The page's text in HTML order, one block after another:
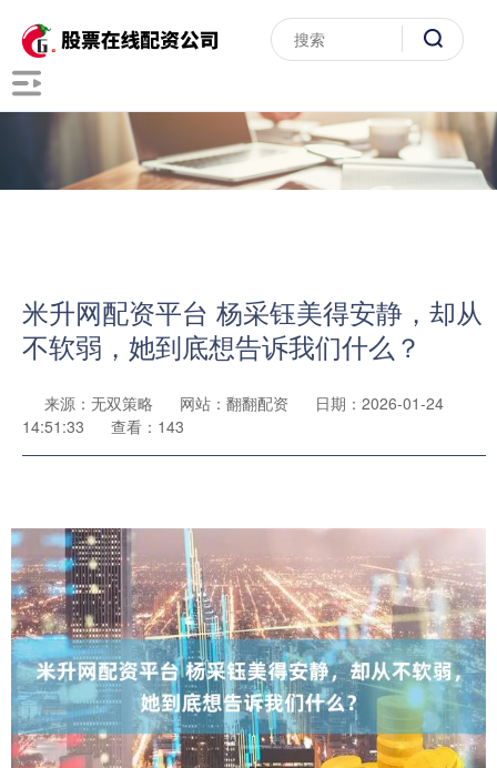
米升网配资平台 杨采钰美得安静，却从
不软弱，她到底想告诉我们什么？
来源：无双策略 网站：翻翻配资
日期：2026-01-24
14:51:33
查看：143